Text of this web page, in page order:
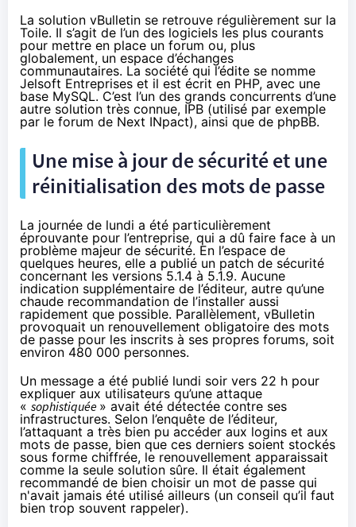
La solution vBulletin se retrouve régulièrement sur la
Toile. Il s’agit de l’un des logiciels les plus courants
pour mettre en place un forum ou, plus
globalement, un espace d’échanges
communautaires. La société qui l’édite se nomme
Jelsoft Entreprises et il est écrit en PHP, avec une
base MySQL. C’est l’un des grands concurrents d’une
autre solution très connue, IPB (utilisé par exemple
par le forum de Next INpact), ainsi que de phpBB.
Une mise à jour de sécurité et une
réinitialisation des mots de passe
La journée de lundi a été particulièrement
éprouvante pour l’entreprise, qui a dû faire face à un
problème majeur de sécurité. En l’espace de
quelques heures, elle a publié un patch de sécurité
concernant les versions 5.1.4 à 5.1.9. Aucune
indication supplémentaire de l’éditeur, autre qu’une
chaude recommandation de l’installer aussi
rapidement que possible. Parallèlement, vBulletin
provoquait un renouvellement obligatoire des mots
de passe pour les inscrits à ses propres forums, soit
environ 480 000 personnes.
Un message a été publié lundi soir vers 22 h pour
expliquer aux utilisateurs qu’une attaque
« sophistiquée » avait été détectée contre ses
infrastructures. Selon l’enquête de l’éditeur,
l’attaquant a très bien pu accéder aux logins et aux
mots de passe, bien que ces derniers soient stockés
sous forme chiffrée, le renouvellement apparaissait
comme la seule solution sûre. Il était également
recommandé de bien choisir un mot de passe qui
n'avait jamais été utilisé ailleurs (un conseil qu’il faut
bien trop souvent rappeler).